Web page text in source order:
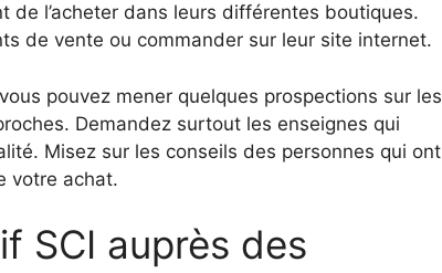
l’acheter dans leurs différentes boutiques.
de vente ou commander sur leur site internet.
pouvez mener quelques prospections sur les
Demandez surtout les enseignes qui
Misez sur les conseils des personnes qui ont
votre achat.
SCI auprès des